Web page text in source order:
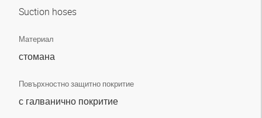
Suction hoses
Материал
стомана
Повърхностно защитно покритие
с галванично покритие